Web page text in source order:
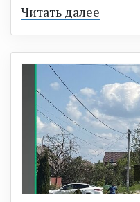
Читать далее